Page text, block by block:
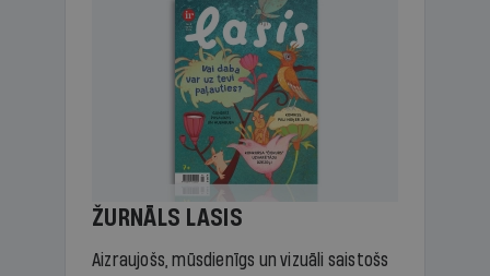
ŽURNĀLS LASIS
Aizraujošs, mūsdienīgs un vizuāli saistošs